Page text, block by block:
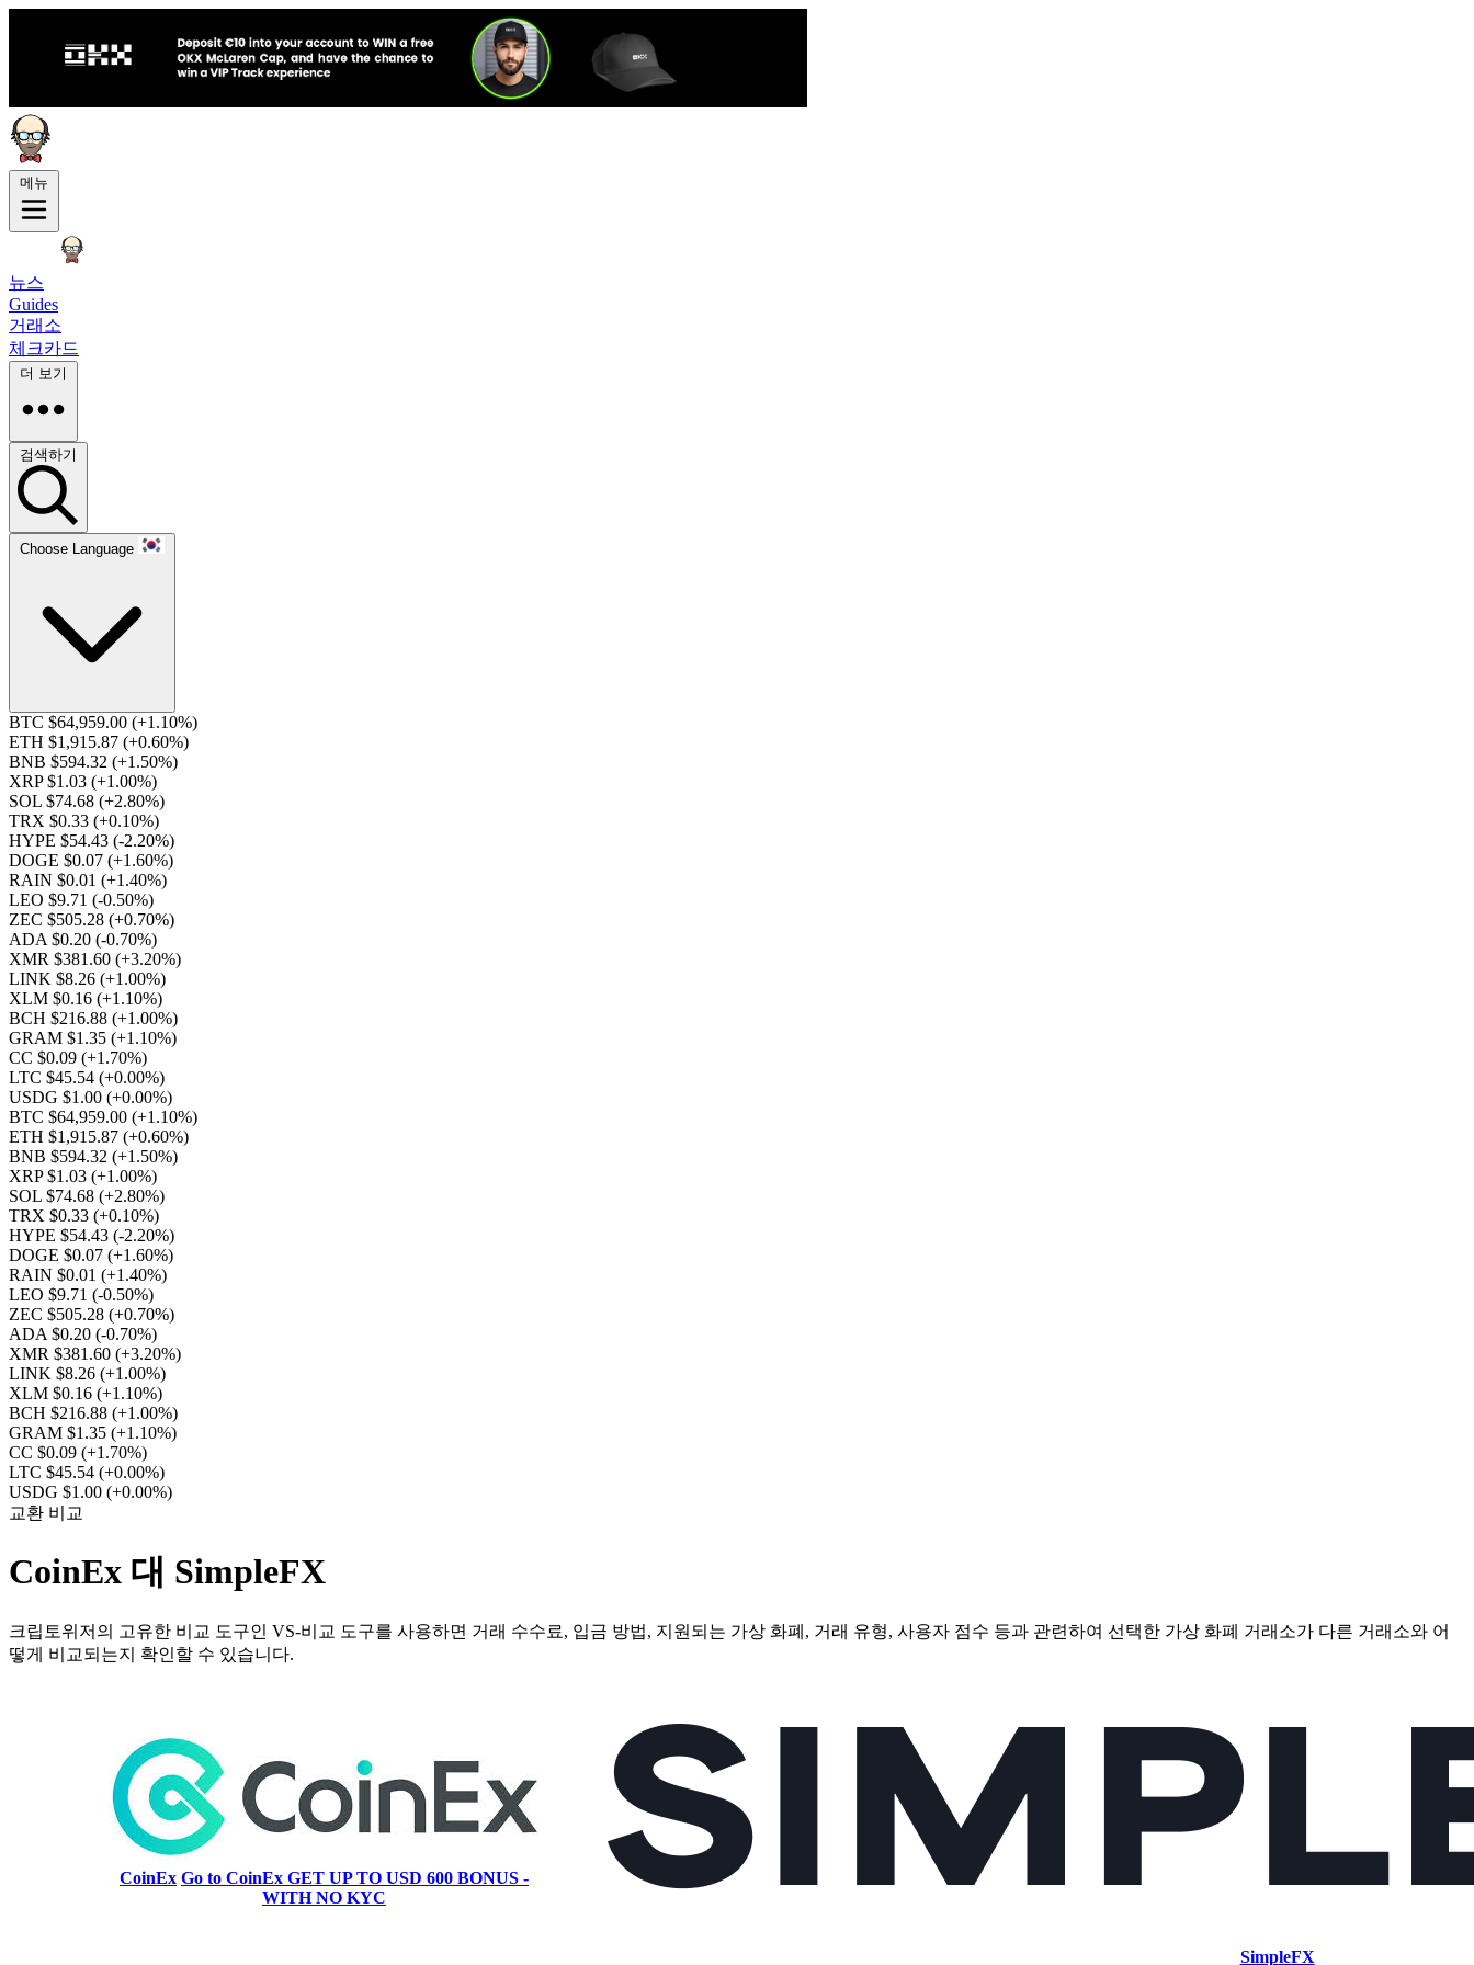
메뉴
뉴스
Guides
거래소
체크카드
더 보기
검색하기
Choose Language
BTC $64,959.00 (+1.10%)
ETH $1,915.87 (+0.60%)
BNB $594.32 (+1.50%)
XRP $1.03 (+1.00%)
SOL $74.68 (+2.80%)
TRX $0.33 (+0.10%)
HYPE $54.43 (-2.20%)
DOGE $0.07 (+1.60%)
RAIN $0.01 (+1.40%)
LEO $9.71 (-0.50%)
ZEC $505.28 (+0.70%)
ADA $0.20 (-0.70%)
XMR $381.60 (+3.20%)
LINK $8.26 (+1.00%)
XLM $0.16 (+1.10%)
BCH $216.88 (+1.00%)
GRAM $1.35 (+1.10%)
CC $0.09 (+1.70%)
LTC $45.54 (+0.00%)
USDG $1.00 (+0.00%)
BTC $64,959.00 (+1.10%)
ETH $1,915.87 (+0.60%)
BNB $594.32 (+1.50%)
XRP $1.03 (+1.00%)
SOL $74.68 (+2.80%)
TRX $0.33 (+0.10%)
HYPE $54.43 (-2.20%)
DOGE $0.07 (+1.60%)
RAIN $0.01 (+1.40%)
LEO $9.71 (-0.50%)
ZEC $505.28 (+0.70%)
ADA $0.20 (-0.70%)
XMR $381.60 (+3.20%)
LINK $8.26 (+1.00%)
XLM $0.16 (+1.10%)
BCH $216.88 (+1.00%)
GRAM $1.35 (+1.10%)
CC $0.09 (+1.70%)
LTC $45.54 (+0.00%)
USDG $1.00 (+0.00%)
교환 비교
CoinEx 대 SimpleFX
크립토위저의 고유한 비교 도구인 VS-비교 도구를 사용하면 거래 수수료, 입금 방법, 지원되는 가상 화폐, 거래 유형, 사용자 점수 등과 관련하여 선택한 가상 화폐 거래소가 다른 거래소와 어
떻게 비교되는지 확인할 수 있습니다.
CoinEx Go to CoinEx GET UP TO USD 600 BONUS -
WITH NO KYC
SimpleFX